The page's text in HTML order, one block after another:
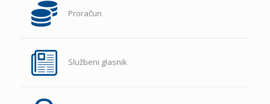
Proračun
Službeni glasnik